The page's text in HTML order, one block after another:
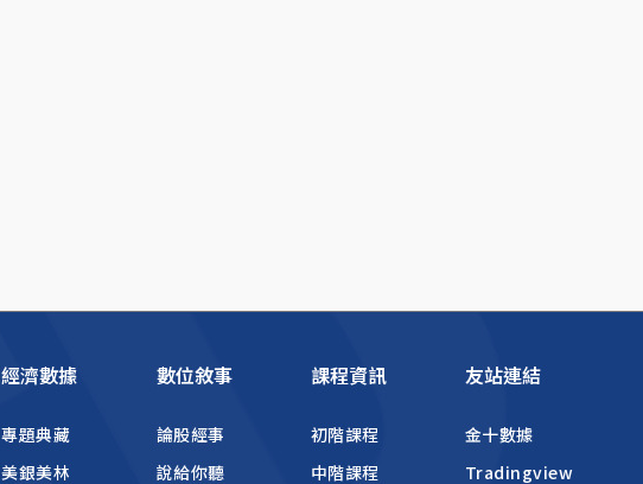
經濟數據
專題典藏
美銀美林
數位敘事
論股經事
說給你聽
課程資訊
初階課程
中階課程
友站連結
金十數據
Tradingview